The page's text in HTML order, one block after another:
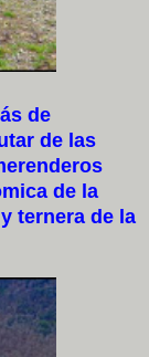
de
de las
de la
ternera de la